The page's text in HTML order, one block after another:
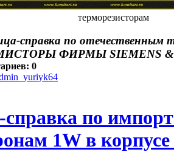
терморезисторам
справка по отечественным
ФИРМЫ SIEMENS &
0
справка по
1W в